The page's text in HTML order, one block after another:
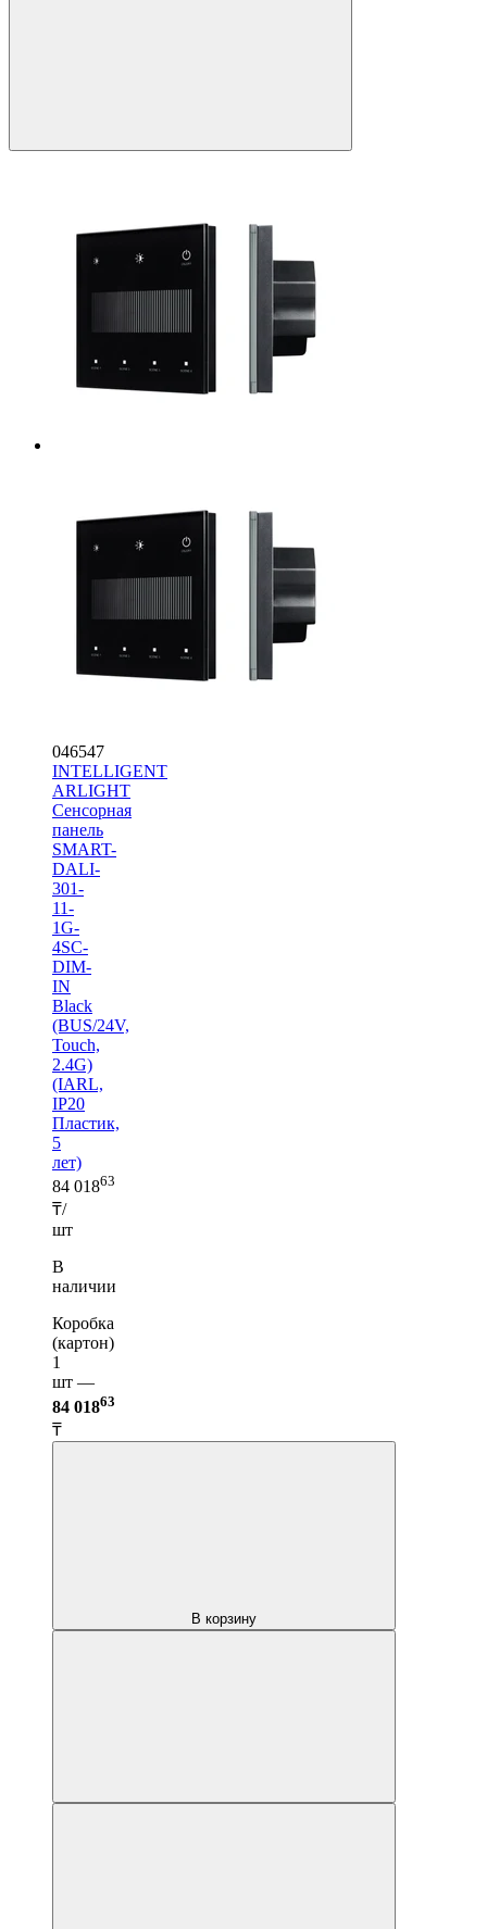
046547
INTELLIGENT
ARLIGHT
Сенсорная
панель
SMART-
DALI-
301-
11-
1G-
4SC-
DIM-
IN
Black
(BUS/24V,
Touch,
2.4G)
(IARL,
IP20
Пластик,
5
лет)
84 01863
₸/
шт
В
наличии
Коробка
(картон)
1
шт —
84 01863
₸
В корзину